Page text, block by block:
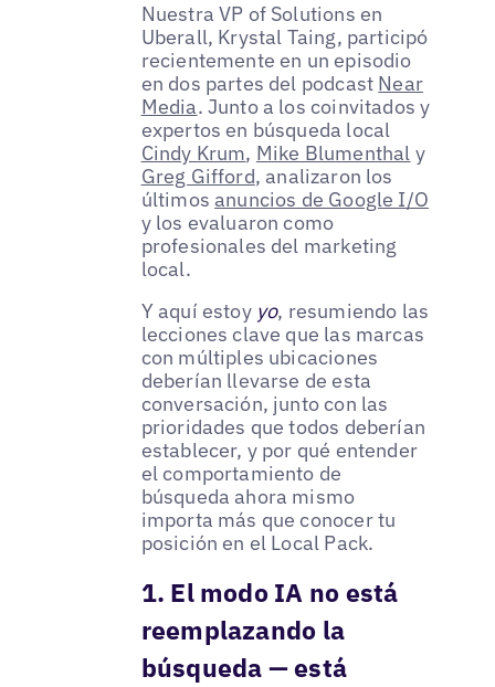
Nuestra VP of Solutions en
Uberall, Krystal Taing, participó
recientemente en un episodio
en dos partes del podcast Near
Media. Junto a los coinvitados y
expertos en búsqueda local
Cindy Krum, Mike Blumenthal y
Greg Gifford, analizaron los
últimosanuncios de Google I/O
y los evaluaron como
profesionales del marketing
local.
Y aquí estoy yo, resumiendo las
lecciones clave que las marcas
con múltiples ubicaciones
deberían llevarse de esta
conversación, junto con las
prioridades que todos deberían
establecer, y por qué entender
el comportamiento de
búsqueda ahora mismo
importa más que conocer tu
posición en el Local Pack.
1. El modo IA no está
reemplazando la
búsqueda — está